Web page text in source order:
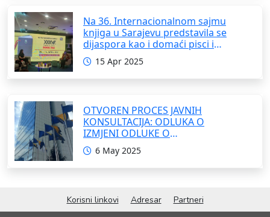
Na 36. Internacionalnom sajmu
knjiga u Sarajevu predstavila se
dijaspora kao i domaći pisci i
umjetnici
15 Apr 2025
OTVOREN PROCES JAVNIH
KONSULTACIJA: ODLUKA O
IZMJENI ODLUKE O
FORMIRANJU INTERRESORNE
RADNE GRUPE ZA IZRADU
OKVIRNOG ZAKONA O
HERCEGOVINE
6 May 2025
Korisni linkovi Adresar Partneri